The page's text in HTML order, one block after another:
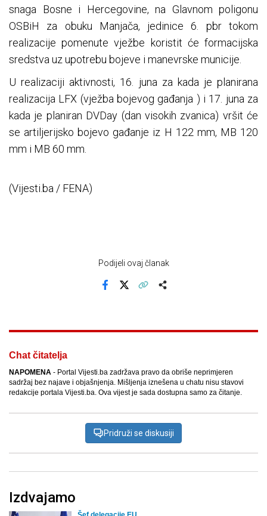
snaga Bosne i Hercegovine, na Glavnom poligonu
OSBiH za obuku Manjača, jedinice 6. pbr tokom
realizacije pomenute vježbe koristit će formacijska
sredstva uz upotrebu bojeve i manevrske municije.
U realizaciji aktivnosti, 16. juna za kada je planirana
realizacija LFX (vježba bojevog gađanja ) i 17. juna za
kada je planiran DVDay (dan visokih zvanica) vršit će
se artiljerijsko bojevo gađanje iz H 122 mm, MB 120
mm i MB 60 mm.
(Vijesti.ba / FENA)
Podijeli ovaj članak
Chat čitatelja
NAPOMENA - Portal Vijesti.ba zadržava pravo da obriše neprimjeren
sadržaj bez najave i objašnjenja. Mišljenja iznešena u chatu nisu stavovi
redakcije portala Vijesti.ba. Ova vijest je sada dostupna samo za čitanje.
Pridruži se diskusiji
Izdvajamo